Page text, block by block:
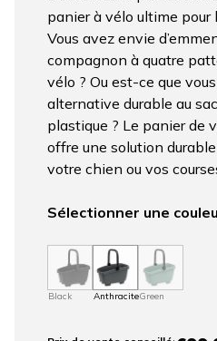
panier à vélo ultime pour
Vous avez envie
compagnon à quatre
vélo ? Ou est-ce que
alternative durable au
plastique ? Le panier de
offre une solution
votre chien ou vos
Sélectionner une
Black AnthraciteGreen